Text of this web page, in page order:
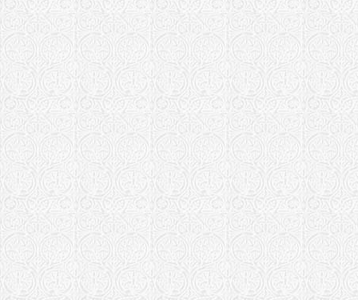
епархия)
Храм иконы
Храм иконы